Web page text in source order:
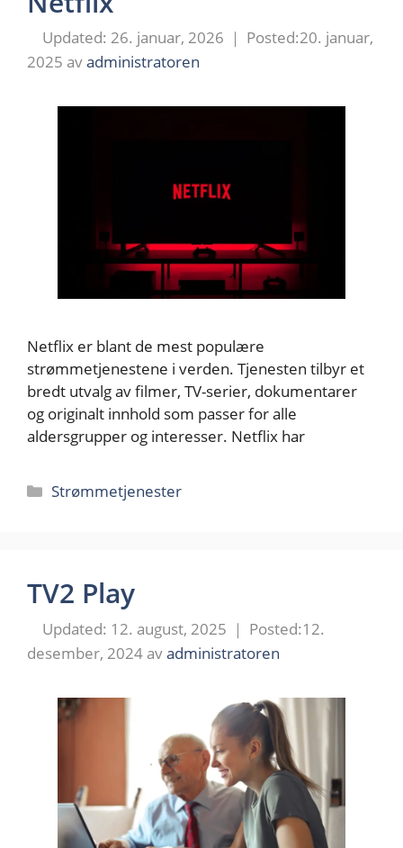
26. januar, 2026
20. januar,
2025 avadministratoren
Netflix er blant de mest populære
strømmetjenestene i verden. Tjenesten tilbyr et
bredt utvalg av filmer, TV-serier, dokumentarer
og originalt innhold som passer for alle
aldersgrupper og interesser. Netflix har
Kategorier
Strømmetjenester
TV2 Play
12. august, 2025
12.
desember, 2024 avadministratoren